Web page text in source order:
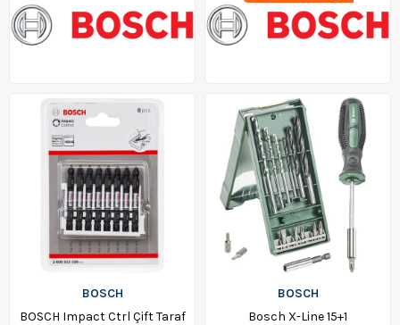
BOSCH
BOSCH Impact Ctrl Çift Taraf
BOSCH
Bosch X-Line 15+1